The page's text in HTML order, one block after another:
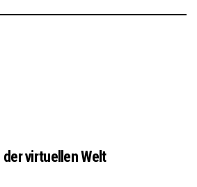
der virtuellen Welt